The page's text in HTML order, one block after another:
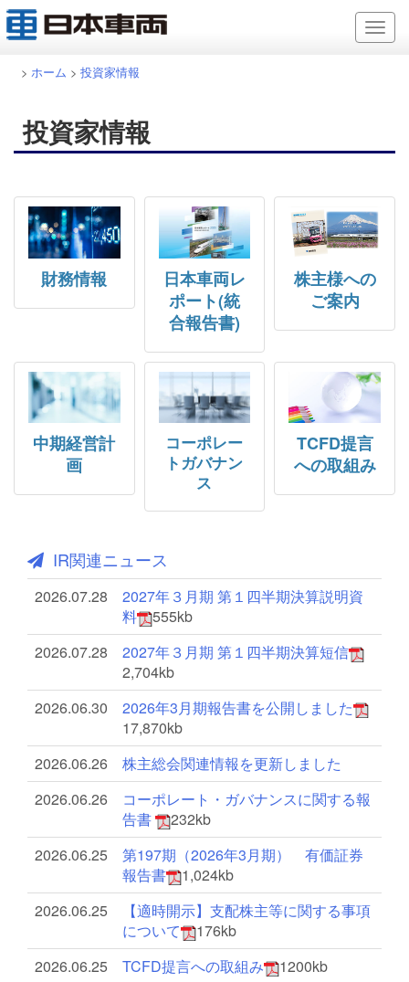
> ホーム > 投資家情報
投資家情報
財務情報
日本車両レ
ポート(統
合報告書)
株主様への
ご案内
中期経営計
画
コーポレー
トガバナン
ス
TCFD提言
への取組み
IR関連ニュース
2026.07.28 2027年３月期 第１四半期決算説明資
料
555kb
2026.07.28
2027年３月期 第１四半期決算短信
2,704kb
2026.06.30
2026年3月期報告書を公開しました
17,870kb
2026.06.26
株主総会関連情報を更新しました
2026.06.26
コーポレート・ガバナンスに関する報
告書
232kb
2026.06.25
第197期（2026年3月期） 有価証券
報告書
1,024kb
2026.06.25
【適時開示】支配株主等に関する事項
について
176kb
2026.06.25
TCFD提言への取組み
1200kb